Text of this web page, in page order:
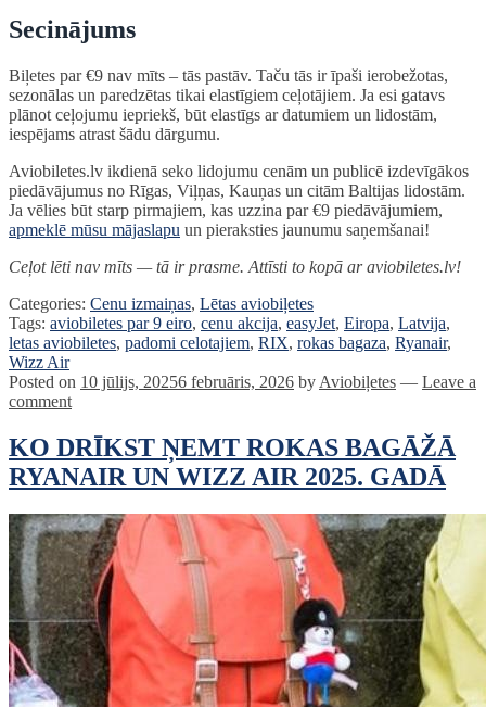
Secinājums
Biļetes par €9 nav mīts – tās pastāv. Taču tās ir īpaši ierobežotas,
sezonālas un paredzētas tikai elastīgiem ceļotājiem. Ja esi gatavs
plānot ceļojumu iepriekš, būt elastīgs ar datumiem un lidostām,
iespējams atrast šādu dārgumu.
Aviobiletes.lv ikdienā seko lidojumu cenām un publicē izdevīgākos
piedāvājumus no Rīgas, Viļņas, Kauņas un citām Baltijas lidostām.
Ja vēlies būt starp pirmajiem, kas uzzina par €9 piedāvājumiem,
apmeklē mūsu mājaslapu un pieraksties jaunumu saņemšanai!
Ceļot lēti nav mīts — tā ir prasme. Attīsti to kopā ar aviobiletes.lv!
Categories: Cenu izmaiņas, Lētas aviobiļetes
Tags: aviobiletes par 9 eiro, cenu akcija, easyJet, Eiropa, Latvija,
letas aviobiletes, padomi celotajiem, RIX, rokas bagaza, Ryanair,
Wizz Air
Posted on 10 jūlijs, 20256 februāris, 2026 by Aviobiļetes — Leave a
comment
KO DRĪKST ŅEMT ROKAS BAGĀŽĀ
RYANAIR UN WIZZ AIR 2025. GADĀ